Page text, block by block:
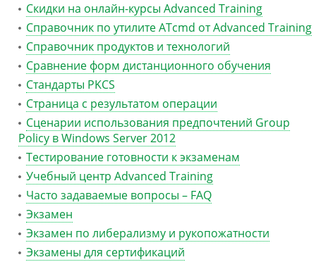
Скидки на онлайн-курсы Advanced Training
Справочник по утилите ATcmd от Advanced Training
Справочник продуктов и технологий
Сравнение форм дистанционного обучения
Стандарты PKCS
Страница с результатом операции
Сценарии использования предпочтений Group
Policy в Windows Server 2012
Тестирование готовности к экзаменам
Учебный центр Advanced Training
Часто задаваемые вопросы – FAQ
Экзамен
Экзамен по либерализму и рукопожатности
Экзамены для сертификаций